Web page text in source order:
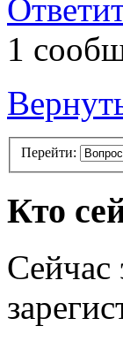
1
Перейти:
Кто
Сейчас